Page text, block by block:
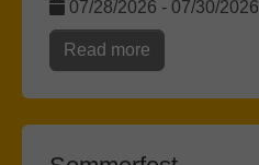
07/28/2026 - 07/30/2026
Read more